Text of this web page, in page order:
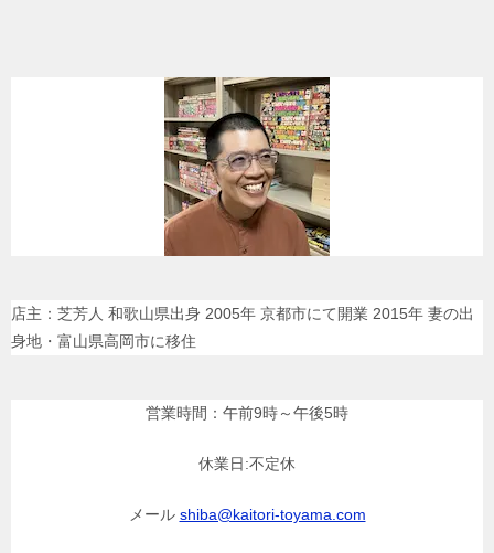
店主：芝芳人 和歌山県出身 2005年 京都市にて開業 2015年 妻の出
身地・富山県高岡市に移住
営業時間：午前9時～午後5時
休業日:不定休
メール shiba@kaitori-toyama.com